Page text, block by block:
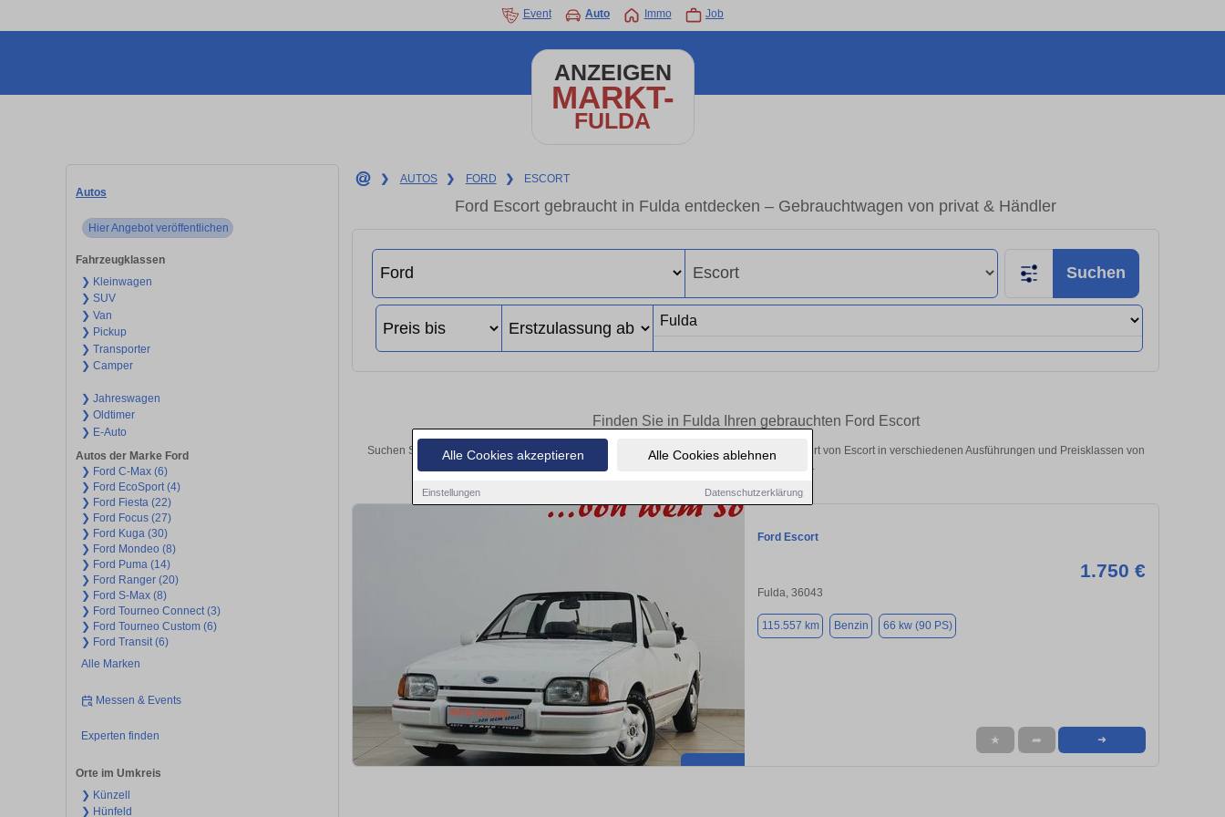
Alle Cookies akzeptieren Alle Cookies ablehnen
Einstellungen Datenschutzerklärung
Event Auto Immo Job
ANZEIGEN
MARKT-
FULDA
Autos
Hier Angebot veröffentlichen
Fahrzeugklassen
❯ Kleinwagen
❯ SUV
❯ Van
❯ Pickup
❯ Transporter
❯ Camper
❯ Jahreswagen
❯ Oldtimer
❯ E-Auto
Autos der Marke Ford
❯ Ford C-Max (6)
❯ Ford EcoSport (4)
❯ Ford Fiesta (22)
❯ Ford Focus (27)
❯ Ford Kuga (30)
❯ Ford Mondeo (8)
❯ Ford Puma (14)
❯ Ford Ranger (20)
❯ Ford S-Max (8)
❯ Ford Tourneo Connect (3)
❯ Ford Tourneo Custom (6)
❯ Ford Transit (6)
Alle Marken
Messen & Events
Experten finden
Orte im Umkreis
❯ Künzell
❯ Hünfeld
❯ AUTOS ❯ FORD ❯ ESCORT
Ford Escort gebraucht in Fulda entdecken – Gebrauchtwagen von privat & Händler
Suchen
Finden Sie in Fulda Ihren gebrauchten Ford Escort
Suchen Sie in Fulda einen Ford Escort Gebrauchtwagen? Entdecken Sie gebrauchte Escort von Escort in verschiedenen Ausführungen und Preisklassen von
Ford Escort
1.750 €
Fulda, 36043
115.557 km Benzin 66 kw (90 PS)
★ ➦ ➜